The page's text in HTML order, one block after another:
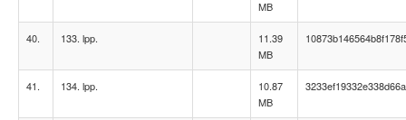
MB
40. 133. lpp.
11.39
MB
41. 134. lpp.
10.87
MB